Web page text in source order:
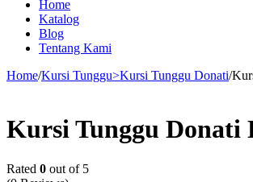
Home
Katalog
Blog
Tentang Kami
Home/Kursi Tunggu>Kursi Tunggu Donati/
Kursi Tunggu Donati
Rated 0 out of 5